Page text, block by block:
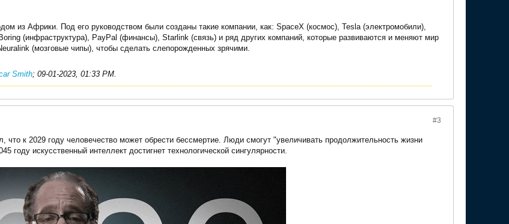
из Африки. Под его руководством были созданы такие компании, как: SpaceX (космос), Tesla (электромобили),
(инфраструктура), PayPal (финансы), Starlink (связь) и ряд других компаний, которые развиваются и меняют мир
(мозговые чипы), чтобы сделать слепорожденных зрячими.
Smith; 09-01-2023, 01:33 PM
#3
что к 2029 году человечество может обрести бессмертие. Люди смогут "увеличивать продолжительность жизни
году искусственный интеллект достигнет технологической сингулярности.